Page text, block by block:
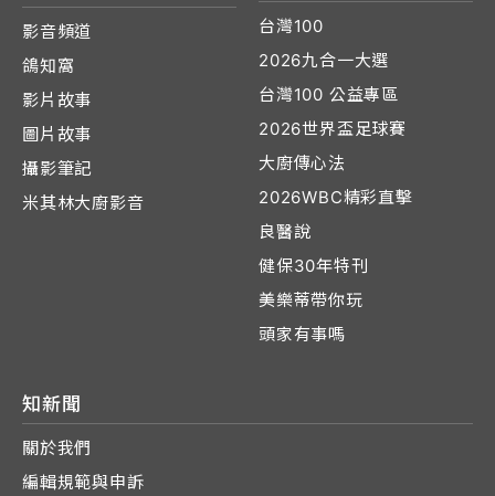
影音頻道
鴿知窩
影片故事
圖片故事
攝影筆記
米其林大廚影音
台灣100
2026九合一大選
台灣100 公益專區
2026世界盃足球賽
大廚傳心法
2026WBC精彩直擊
良醫說
健保30年特刊
美樂蒂帶你玩
頭家有事嗎
知新聞
關於我們
編輯規範與申訴